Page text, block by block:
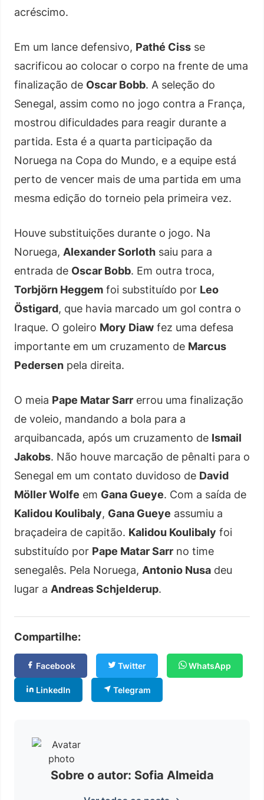
acréscimo.
Em um lance defensivo, Pathé Ciss se
sacrificou ao colocar o corpo na frente de uma
finalização de Oscar Bobb. A seleção do
Senegal, assim como no jogo contra a França,
mostrou dificuldades para reagir durante a
partida. Esta é a quarta participação da
Noruega na Copa do Mundo, e a equipe está
perto de vencer mais de uma partida em uma
mesma edição do torneio pela primeira vez.
Houve substituições durante o jogo. Na
Noruega, Alexander Sorloth saiu para a
entrada de Oscar Bobb. Em outra troca,
Torbjörn Heggem foi substituído por Leo
Östigard, que havia marcado um gol contra o
Iraque. O goleiro Mory Diaw fez uma defesa
importante em um cruzamento de Marcus
Pedersen pela direita.
O meia Pape Matar Sarr errou uma finalização
de voleio, mandando a bola para a
arquibancada, após um cruzamento de Ismail
Jakobs. Não houve marcação de pênalti para o
Senegal em um contato duvidoso de David
Möller Wolfe em Gana Gueye. Com a saída de
Kalidou Koulibaly, Gana Gueye assumiu a
braçadeira de capitão. Kalidou Koulibaly foi
substituído por Pape Matar Sarr no time
senegalês. Pela Noruega, Antonio Nusa deu
lugar a Andreas Schjelderup.
Compartilhe:
Facebook Twitter WhatsApp
LinkedIn Telegram
Sobre o autor: Sofia Almeida